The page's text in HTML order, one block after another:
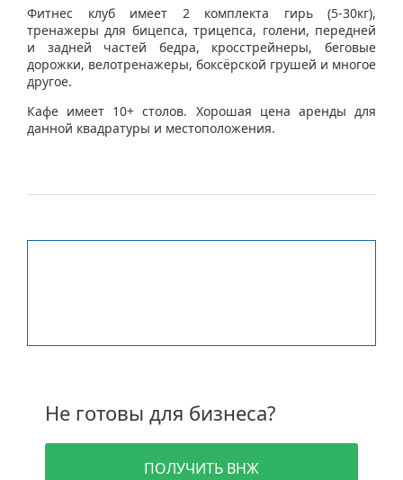
Фитнес клуб имеет 2 комплекта гирь (5-30кг),
тренажеры для бицепса, трицепса, голени, передней
и задней частей бедра, кросстрейнеры, беговые
дорожки, велотренажеры, боксёрской грушей и многое
другое.
Кафе имеет 10+ столов. Хорошая цена аренды для
данной квадратуры и местоположения.
Не готовы для бизнеса?
ПОЛУЧИТЬ ВНЖ